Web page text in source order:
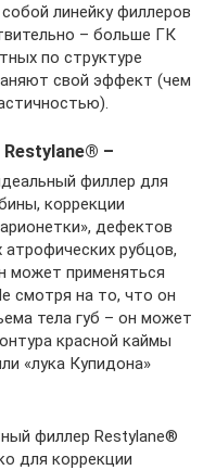
линейку филлеров
– больше ГК
по структуре
свой эффект (чем
–
филлер для
коррекции
дефектов
рубцов,
может применяться
смотря на то, что он
тела губ – он может
красной каймы
«лука Купидона»
филлер Restylane®
для коррекции